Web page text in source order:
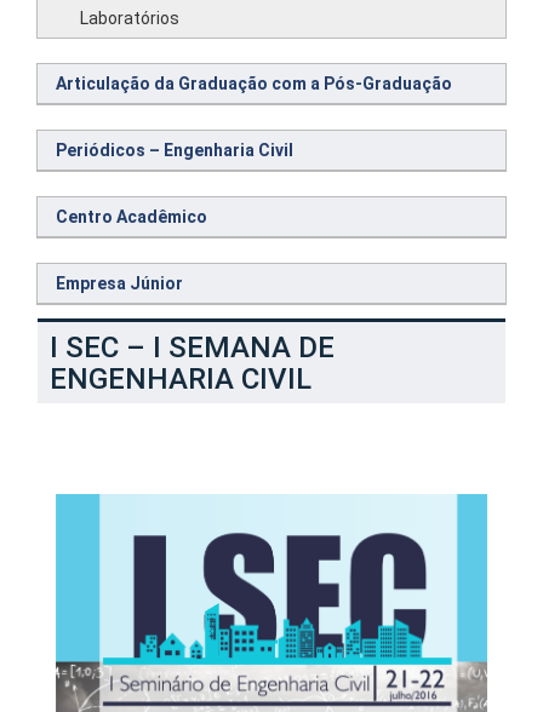
Laboratórios
Articulação da Graduação com a Pós-Graduação
Periódicos – Engenharia Civil
Centro Acadêmico
Empresa Júnior
I SEC – I SEMANA DE
ENGENHARIA CIVIL